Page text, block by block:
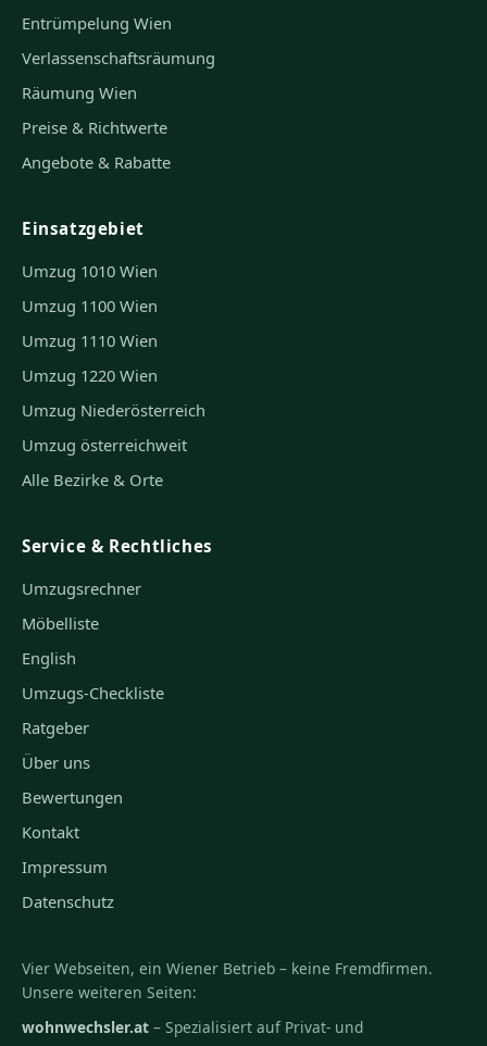
Entrümpelung Wien
Verlassenschaftsräumung
Räumung Wien
Preise & Richtwerte
Angebote & Rabatte
Einsatzgebiet
Umzug 1010 Wien
Umzug 1100 Wien
Umzug 1110 Wien
Umzug 1220 Wien
Umzug Niederösterreich
Umzug österreichweit
Alle Bezirke & Orte
Service & Rechtliches
Umzugsrechner
Möbelliste
English
Umzugs-Checkliste
Ratgeber
Über uns
Bewertungen
Kontakt
Impressum
Datenschutz
Vier Webseiten, ein Wiener Betrieb – keine Fremdfirmen.
Unsere weiteren Seiten:
wohnwechsler.at – Spezialisiert auf Privat- und